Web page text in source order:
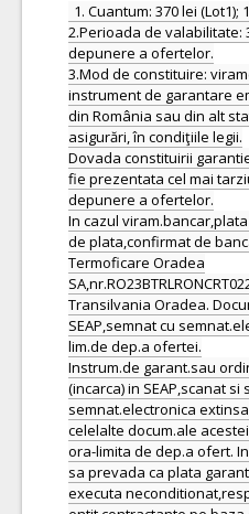
1. Cuantum: 370 lei (Lot1);
2.Perioada de valabilitate:
depunere a ofertelor.
3.Mod de constituire:
instrument de garantare
din România sau din alt
asigurări, în condiţiile legii.
Dovada constituirii
fie prezentata cel mai
depunere a ofertelor.
In cazul
de plata,confirmat de
Termoficare Oradea
Transilvania Oradea.
SEAP,semnat cu
lim.de dep.a ofertei.
Instrum.de garant.sau
(incarca) in SEAP,scanat si
semnat.electronica
celelalte docum.ale
ora-limita de dep.a ofert.
sa prevada ca plata
executa